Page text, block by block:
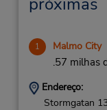
1 Malmo City
.57 milhas
Endereço:
Stormgatan